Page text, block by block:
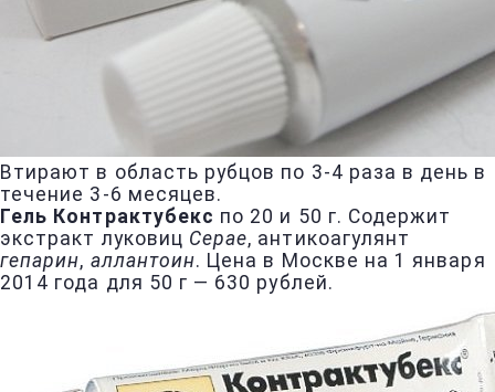
Втирают в область рубцов по 3-4 раза в день в
течение 3-6 месяцев.
Гель Контрактубекс по 20 и 50 г. Содержит
экстракт луковиц Cepae, антикоагулянт
гепарин, аллантоин. Цена в Москве на 1 января
2014 года для 50 г — 630 рублей.